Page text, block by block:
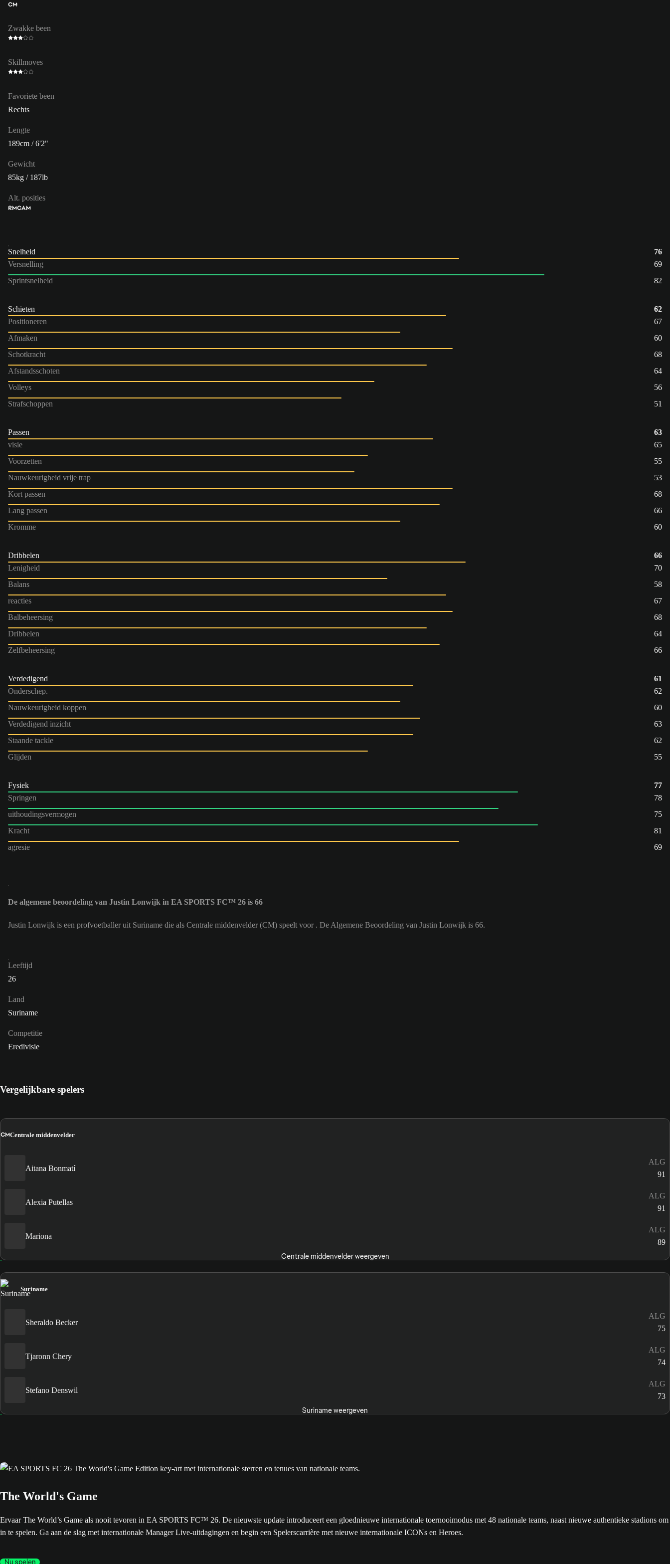
CM
Zwakke been
Skillmoves
Favoriete been
Rechts
Lengte
189cm / 6'2"
Gewicht
85kg / 187lb
Alt. posities
RMCAM
Snelheid
76
Versnelling
69
Sprintsnelheid
82
Schieten
62
Positioneren
67
Afmaken
60
Schotkracht
68
Afstandsschoten
64
Volleys
56
Strafschoppen
51
Passen
63
visie
65
Voorzetten
55
Nauwkeurigheid vrije trap
53
Kort passen
68
Lang passen
66
Kromme
60
Dribbelen
66
Lenigheid
70
Balans
58
reacties
67
Balbeheersing
68
Dribbelen
64
Zelfbeheersing
66
Verdedigend
61
Onderschep.
62
Nauwkeurigheid koppen
60
Verdedigend inzicht
63
Staande tackle
62
Glijden
55
Fysiek
77
Springen
78
uithoudingsvermogen
75
Kracht
81
agresie
69
De algemene beoordeling van Justin Lonwijk in EA SPORTS FC™ 26 is 66
Justin Lonwijk is een profvoetballer uit Suriname die als Centrale middenvelder (CM) speelt voor . De Algemene Beoordeling van Justin Lonwijk is 66.
Leeftijd
26
Land
Suriname
Competitie
Eredivisie
Vergelijkbare spelers
CMCentrale middenvelder
Aitana Bonmatí
ALG
91
Alexia Putellas
ALG
91
Mariona
ALG
89
Centrale middenvelder weergeven
Suriname
Sheraldo Becker
ALG
75
Tjaronn Chery
ALG
74
Stefano Denswil
ALG
73
Suriname weergeven
The World's Game
Ervaar The World’s Game als nooit tevoren in EA SPORTS FC™ 26. De nieuwste update introduceert een gloednieuwe internationale toernooimodus met 48 nationale teams, naast nieuwe authentieke stadions om
in te spelen. Ga aan de slag met internationale Manager Live-uitdagingen en begin een Spelerscarrière met nieuwe internationale ICONs en Heroes.